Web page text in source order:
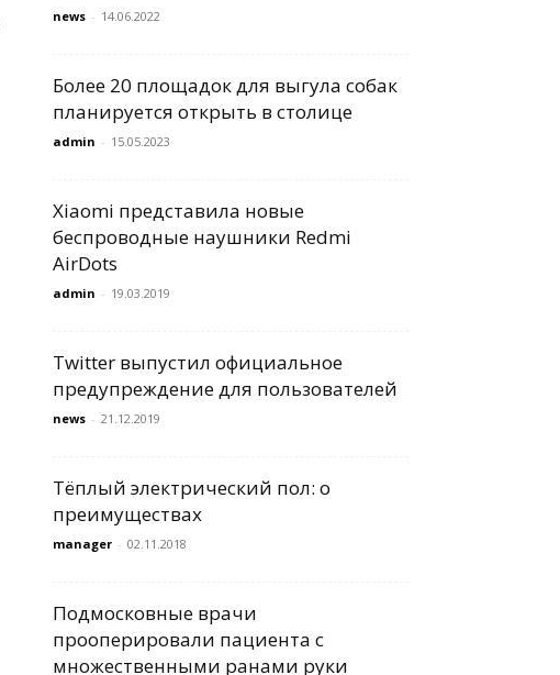
news - 14.06.2022
Более 20 площадок для выгула собак
планируется открыть в столице
admin - 15.05.2023
Xiaomi представила новые
беспроводные наушники Redmi
AirDots
admin - 19.03.2019
Twitter выпустил официальное
предупреждение для пользователей
news - 21.12.2019
Тёплый электрический пол: о
преимуществах
manager - 02.11.2018
Подмосковные врачи
прооперировали пациента с
множественными ранами руки